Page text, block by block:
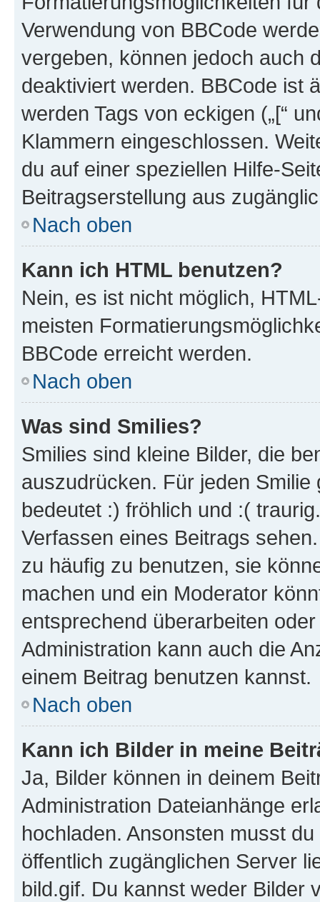
Verwendung von BBCode
vergeben, können jedoch auch
deaktiviert werden. BBCode ist
werden Tags von eckigen („[“
Klammern eingeschlossen.
du auf einer speziellen Hilfe-
Beitragserstellung aus
Nach oben
Kann ich HTML benutzen?
Nein, es ist nicht möglich,
meisten
BBCode erreicht werden.
Nach oben
Was sind Smilies?
Smilies sind kleine Bilder, die
auszudrücken. Für jeden
bedeutet :) fröhlich und :(
Verfassen eines Beitrags
zu häufig zu benutzen, sie
machen und ein Moderator
entsprechend überarbeiten
Administration kann auch die
einem Beitrag benutzen kannst.
Nach oben
Kann ich Bilder in meine
Ja, Bilder können in deinem
Administration Dateianhänge
hochladen. Ansonsten musst
öffentlich zugänglichen Server
bild.gif. Du kannst weder Bilder